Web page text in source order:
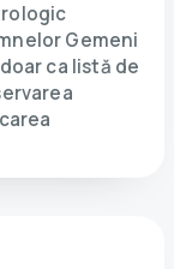
Gemeni
ca listă de